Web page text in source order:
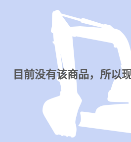
目前没有该商品，所以